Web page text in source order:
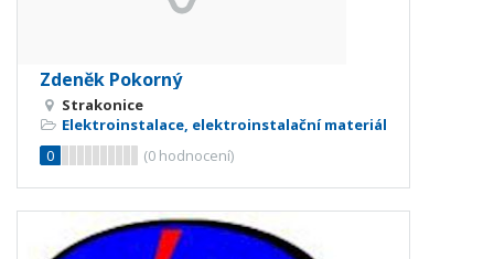
Zdeněk Pokorný
Strakonice
Elektroinstalace, elektroinstalační materiál
0
(0 hodnocení)